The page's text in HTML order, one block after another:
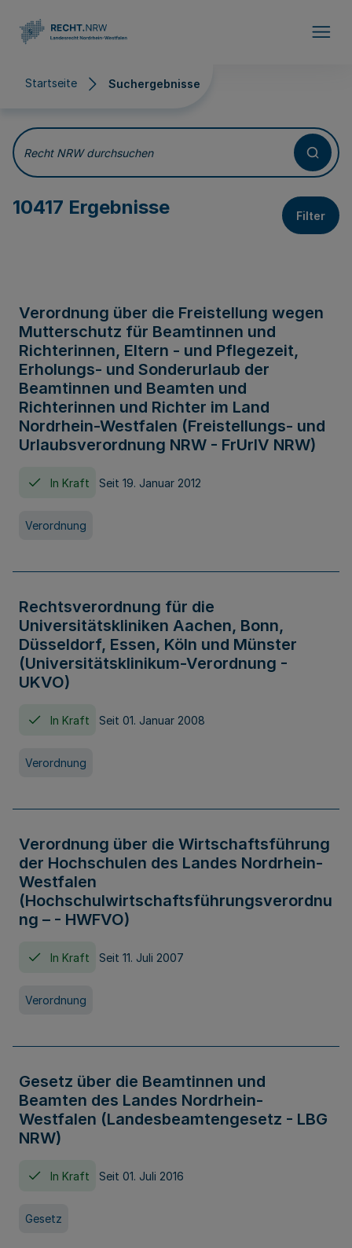
Startseite Suchergebnisse
Suchergebnisse
Recht NRW durchsuchen
10417 Ergebnisse Filter
Verordnung über die Freistellung wegen
Mutterschutz für Beamtinnen und
Richterinnen, Eltern - und Pflegezeit,
Erholungs- und Sonderurlaub der
Beamtinnen und Beamten und
Richterinnen und Richter im Land
Nordrhein-Westfalen (Freistellungs- und
Urlaubsverordnung NRW - FrUrlV NRW)
In Kraft Seit 19. Januar 2012
Verordnung
Rechtsverordnung für die
Universitätskliniken Aachen, Bonn,
Düsseldorf, Essen, Köln und Münster
(Universitätsklinikum-Verordnung -
UKVO)
In Kraft Seit 01. Januar 2008
Verordnung
Verordnung über die Wirtschaftsführung
der Hochschulen des Landes Nordrhein-
Westfalen
(Hochschulwirtschaftsführungsverordnu
ng – - HWFVO)
In Kraft Seit 11. Juli 2007
Verordnung
Gesetz über die Beamtinnen und
Beamten des Landes Nordrhein-
Westfalen (Landesbeamtengesetz - LBG
NRW)
In Kraft Seit 01. Juli 2016
Gesetz